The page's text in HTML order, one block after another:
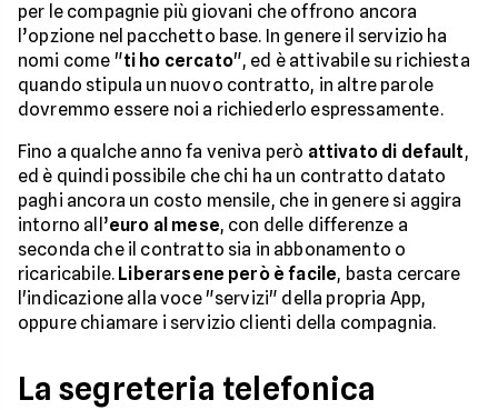
per le compagnie più giovani che offrono ancora
l’opzione nel pacchetto base. In genere il servizio ha
nomi come "ti ho cercato", ed è attivabile su richiesta
quando stipula un nuovo contratto, in altre parole
dovremmo essere noi a richiederlo espressamente.
Fino a qualche anno fa veniva però attivato di default,
ed è quindi possibile che chi ha un contratto datato
paghi ancora un costo mensile, che in genere si aggira
intorno all’euro al mese, con delle differenze a
seconda che il contratto sia in abbonamento o
ricaricabile. Liberarsene però è facile, basta cercare
l'indicazione alla voce "servizi" della propria App,
oppure chiamare i servizio clienti della compagnia.
La segreteria telefonica